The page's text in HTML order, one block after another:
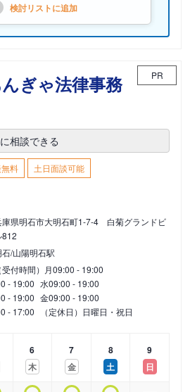
検討リストに追加
ぎゃ法律事務
PR
相談できる
料
土日面談可能
庫県明石市大明石町1-7-4 白菊グランドビ
812
石/山陽明石駅
受付時間） 月09:00 - 19:00
- 19:00 水09:00 - 19:00
- 19:00 金09:00 - 19:00
- 17:00 （定休日）日曜日・祝日
6
木
7
金
8
土
9
日